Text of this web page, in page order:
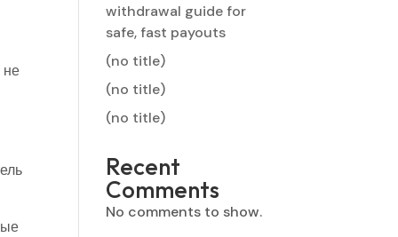
не
withdrawal guide for
safe, fast payouts
(no title)
(no title)
(no title)
Recent
Comments
No comments to show.